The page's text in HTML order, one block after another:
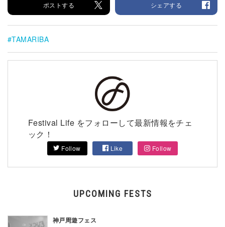
ポストする シェアする
TAMARIBA
Festival Life をフォローして最新情報をチェ
ック！
Follow Like Follow
UPCOMING FESTS
神戸周遊フェス